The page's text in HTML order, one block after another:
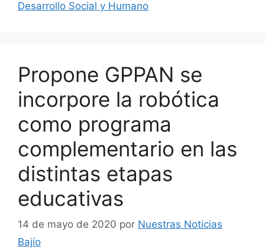
Desarrollo Social y Humano
Propone GPPAN se
incorpore la robótica
como programa
complementario en las
distintas etapas
educativas
14 de mayo de 2020 por Nuestras Noticias
Bajío